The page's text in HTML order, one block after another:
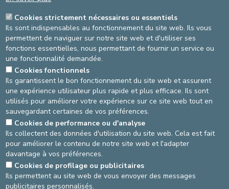
COIFFEUR - PÉDICURE
À votre demande, l'infirmier(e) responsable de votre unité peut
vous mettre en contact avec un coiffeur et/ou une pédicure.
VOTRE DÉPART
Vous pourrez quitter l’hôpital dès que vous aurez reçu vos
documents avec la lettre pour votre médecin traitant.
07/03/2023
AGRANDIR / RÉDUIRE
Cookies strictement nécessaires ou essentiels
Ils sont indispensables au fonctionnement du site web. Ils vous
permettent de naviguer sur notre site web et d'utiliser ses
fonctions essentielles, nous permettant de fournir un service ou
une fonctionnalité demandée.
Cookies fonctionnels
Ils garantissent le bon fonctionnement du site web et assurent
une expérience utilisateur plus rapide et plus efficace. Ils sont
utilisés pour améliorer votre expérience sur ce site web tout en
sauvegardant certaines de vos préférences.
Cookies de performance ou d'analyse
Ils collectent des données d'utilisation du site web. Cela est fait
pour améliorer le contenu de notre site web et l'adapter
davantage à vos préférences.
Cookies de profilage ou publicitaires
Ils permettent au site web de vous envoyer des messages
publicitaires personnalisés.